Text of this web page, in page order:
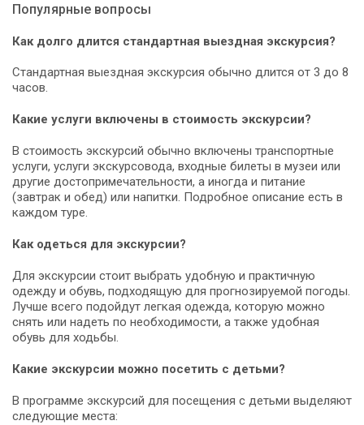
Популярные вопросы
Как долго длится стандартная выездная экскурсия?
Стандартная выездная экскурсия обычно длится от 3 до 8
часов.
Какие услуги включены в стоимость экскурсии?
В стоимость экскурсий обычно включены транспортные
услуги, услуги экскурсовода, входные билеты в музеи или
другие достопримечательности, а иногда и питание
(завтрак и обед) или напитки. Подробное описание есть в
каждом туре.
Как одеться для экскурсии?
Для экскурсии стоит выбрать удобную и практичную
одежду и обувь, подходящую для прогнозируемой погоды.
Лучше всего подойдут легкая одежда, которую можно
снять или надеть по необходимости, а также удобная
обувь для ходьбы.
Какие экскурсии можно посетить с детьми?
В программе экскурсий для посещения с детьми выделяют
следующие места: